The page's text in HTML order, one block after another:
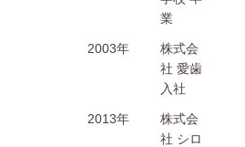
業
2003年
株式会
社 愛歯
入社
2013年
株式会
社 シロ